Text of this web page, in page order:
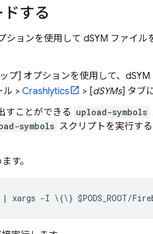
ドする
ションを使用して dSYM ファイ
プ] オプションを使用して、
ル > Crashlytics > [dSYMs] タブ
すことができる upload-symbols
symbols スクリプトを実行す
す。
| xargs -I \{\} $PODS_ROOT/